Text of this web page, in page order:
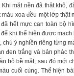
mặt nền đã thật khô,
xoa đều một lớp thật
hết mực can toàn bộ
khi thể hiện được
chú ý nghiền riêng từng
đen trắng và bản phác
bộ bề mặt, sau đó mới
cuối cùng. Thể hiện